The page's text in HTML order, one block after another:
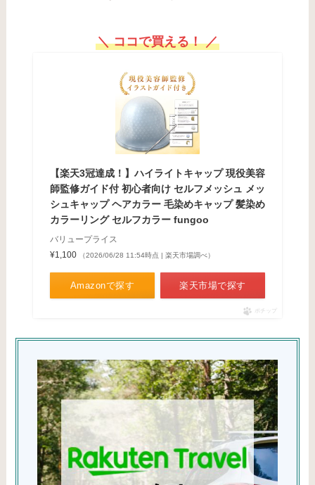
＼ ココで買える！ ／
【楽天3冠達成！】ハイライトキャップ 現役美容
師監修ガイド付 初心者向け セルフメッシュ メッ
シュキャップ ヘアカラー 毛染めキャップ 髪染め
カラーリング セルフカラー fungoo
バリュープライス
¥1,100
（2026/06/28 11:54時点 | 楽天市場調べ）
Amazonで探す 楽天市場で探す
ポチップ